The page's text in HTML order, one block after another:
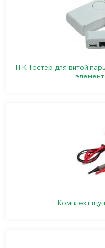
ITK Тестер для витой
Комплект